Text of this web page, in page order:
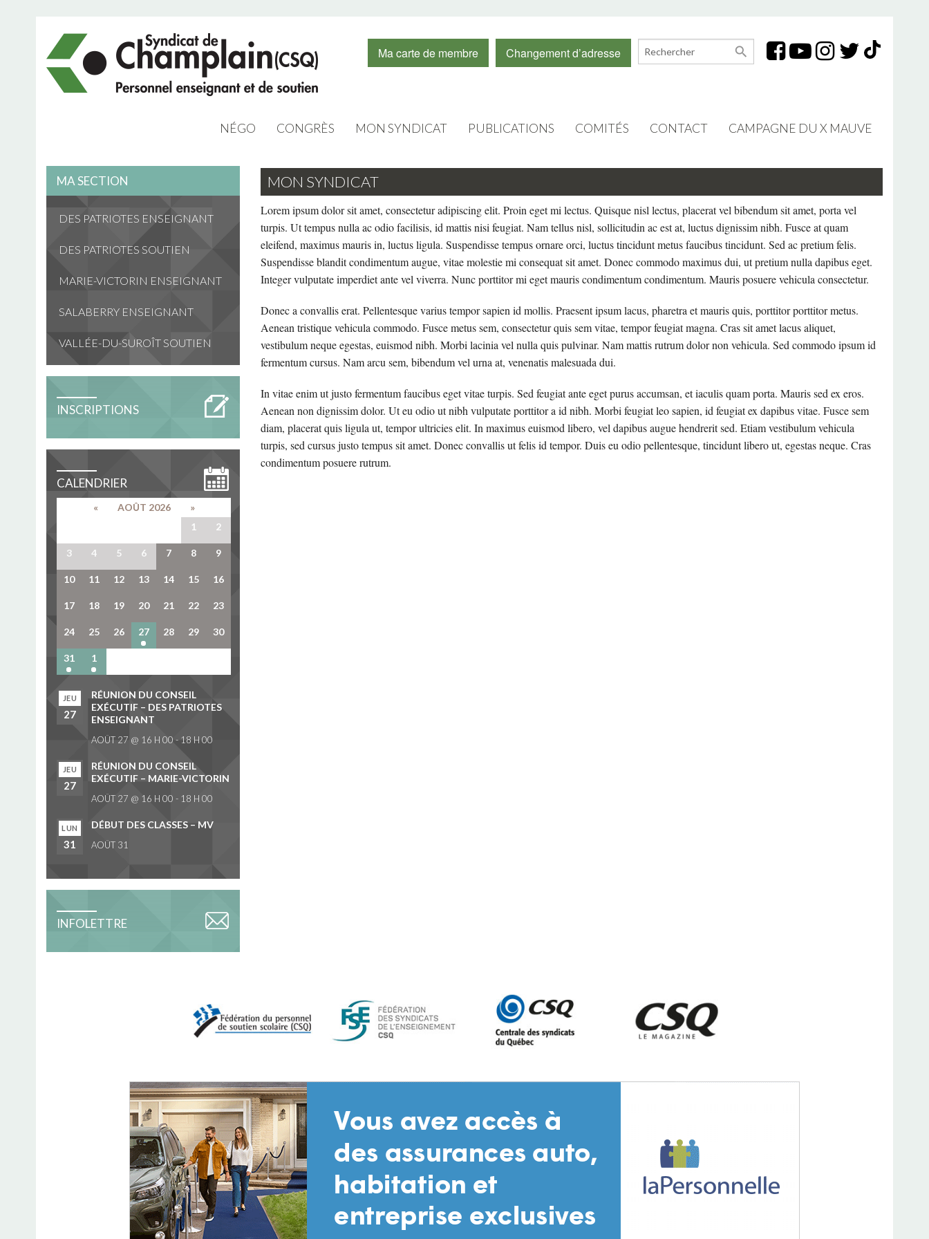
Ma carte de membre Changement d’adresse search
NÉGO
ARCHIVES NÉGO 2020
CONGRÈS MON SYNDICAT
EXÉCUTIFS
PERSONNEL
LOGOS
RABAIS DES MEMBRES
SONDAGES
ZONE CONCOURS
MALADIES RESPIRATOIRES
ACTIVITÉS FONDS DE SOLIDARITÉ FTQ
PUBLICATIONS
JOURNAL LE CHAMPLAIN
RÉSUMÉ DES ASSEMBLÉES
INFOLETTRE
INFOLETTRE, LES ARCHIVES
COMMUNIQUÉS
COMITÉS
JEUNES
ÉDUCATION DES ADULTES
ÉDUCATION SYNDICALE
SANTÉ ET SÉCURITÉ DU TRAVAIL
SOCIOPOLITIQUE
CONTACT
RELATIONS AVEC LES MÉDIAS
CAMPAGNE DU X MAUVE
MON SYNDICAT
Lorem ipsum dolor sit amet, consectetur adipiscing elit. Proin eget mi lectus. Quisque nisl lectus, placerat vel bibendum sit amet, porta vel
turpis. Ut tempus nulla ac odio facilisis, id mattis nisi feugiat. Nam tellus nisl, sollicitudin ac est at, luctus dignissim nibh. Fusce at quam
eleifend, maximus mauris in, luctus ligula. Suspendisse tempus ornare orci, luctus tincidunt metus faucibus tincidunt. Sed ac pretium felis.
Suspendisse blandit condimentum augue, vitae molestie mi consequat sit amet. Donec commodo maximus dui, ut pretium nulla dapibus eget.
Integer vulputate imperdiet ante vel viverra. Nunc porttitor mi eget mauris condimentum condimentum. Mauris posuere vehicula consectetur.
Donec a convallis erat. Pellentesque varius tempor sapien id mollis. Praesent ipsum lacus, pharetra et mauris quis, porttitor porttitor metus.
Aenean tristique vehicula commodo. Fusce metus sem, consectetur quis sem vitae, tempor feugiat magna. Cras sit amet lacus aliquet,
vestibulum neque egestas, euismod nibh. Morbi lacinia vel nulla quis pulvinar. Nam mattis rutrum dolor non vehicula. Sed commodo ipsum id
fermentum cursus. Nam arcu sem, bibendum vel urna at, venenatis malesuada dui.
In vitae enim ut justo fermentum faucibus eget vitae turpis. Sed feugiat ante eget purus accumsan, et iaculis quam porta. Mauris sed ex eros.
Aenean non dignissim dolor. Ut eu odio ut nibh vulputate porttitor a id nibh. Morbi feugiat leo sapien, id feugiat ex dapibus vitae. Fusce sem
diam, placerat quis ligula ut, tempor ultricies elit. In maximus euismod libero, vel dapibus augue hendrerit sed. Etiam vestibulum vehicula
turpis, sed cursus justo tempus sit amet. Donec convallis ut felis id tempor. Duis eu odio pellentesque, tincidunt libero ut, egestas neque. Cras
condimentum posuere rutrum.
MA SECTION
DES PATRIOTES ENSEIGNANT
DES PATRIOTES SOUTIEN
MARIE-VICTORIN ENSEIGNANT
SALABERRY ENSEIGNANT
VALLÉE-DU-SUROÎT SOUTIEN
INSCRIPTIONS
CALENDRIER
« AOÛT 2026
»
1 2
3 4 5 6 7 8 9
10 11 12 13 14 15 16
17 18 19 20 21 22 23
24 25 26 27 28 29 30
31 1
JEU
27
RÉUNION DU CONSEIL
EXÉCUTIF – DES PATRIOTES
ENSEIGNANT
AOÛT 27 @ 16 H 00 - 18 H 00
JEU
27
RÉUNION DU CONSEIL
EXÉCUTIF – MARIE-VICTORIN
AOÛT 27 @ 16 H 00 - 18 H 00
LUN
31
DÉBUT DES CLASSES – MV
AOÛT 31
INFOLETTRE